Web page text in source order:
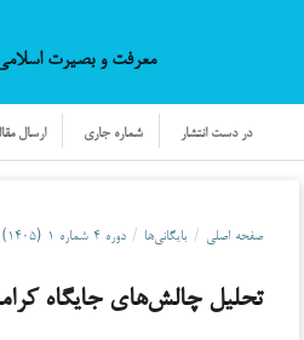
معرفت و بصیرت
در دست انتشار شماره جاری ارسال
صفحه اصلی / بایگانی‌ها / دوره ۴ شماره ۱ (۱۴۰۵): بهار ۱۴۰۵
تحلیل چالش‌های جایگاه